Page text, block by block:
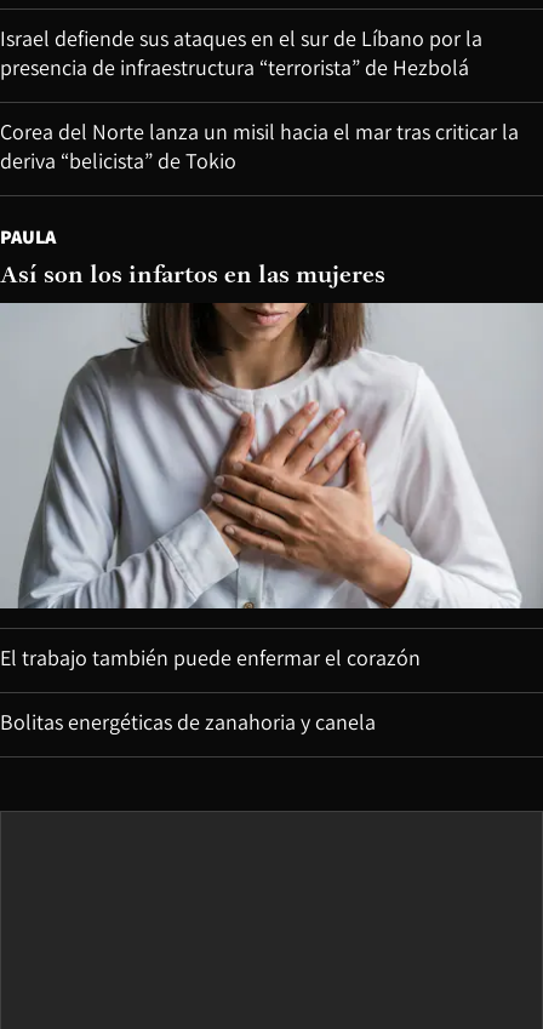
Israel defiende sus ataques en el sur de Líbano por la
presencia de infraestructura “terrorista” de Hezbolá
Corea del Norte lanza un misil hacia el mar tras criticar la
deriva “belicista” de Tokio
PAULA
Así son los infartos en las mujeres
El trabajo también puede enfermar el corazón
Bolitas energéticas de zanahoria y canela